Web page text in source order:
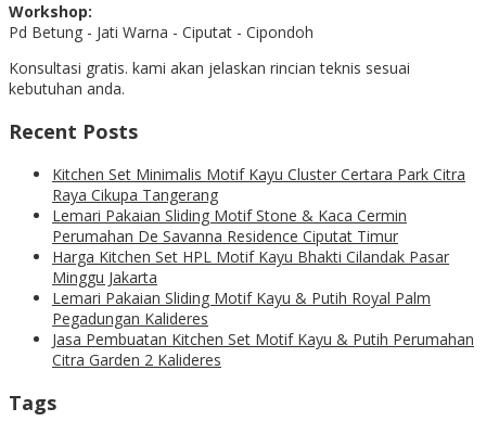
Workshop:
Pd Betung - Jati Warna - Ciputat - Cipondoh
Konsultasi gratis. kami akan jelaskan rincian teknis sesuai
kebutuhan anda.
Recent Posts
Kitchen Set Minimalis Motif Kayu Cluster Certara Park Citra
Raya Cikupa Tangerang
Lemari Pakaian Sliding Motif Stone & Kaca Cermin
Perumahan De Savanna Residence Ciputat Timur
Harga Kitchen Set HPL Motif Kayu Bhakti Cilandak Pasar
Minggu Jakarta
Lemari Pakaian Sliding Motif Kayu & Putih Royal Palm
Pegadungan Kalideres
Jasa Pembuatan Kitchen Set Motif Kayu & Putih Perumahan
Citra Garden 2 Kalideres
Tags